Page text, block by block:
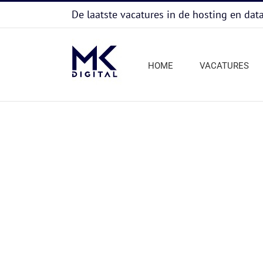
inhoud
De laatste vacatures in de hosting en
HOME VACATURES